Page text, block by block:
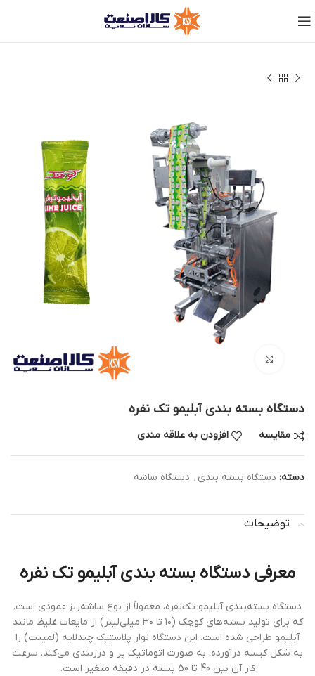
دستگاه بسته بندی آبلیمو تک نفره
مقایسه افزودن به علاقه مندی
دسته: دستگاه بسته بندی , دستگاه ساشه
توضیحات
معرفی دستگاه بسته بندی آبلیمو تک نفره
دستگاه بسته‌بندی آبلیمو تک‌نفره، معمولاً از نوع ساشه‌ریز عمودی است.
که برای تولید بسته‌های کوچک (۱۰ تا ۳۰ میلی‌لیتر) از مایعات غلیظ مانند
آبلیمو طراحی شده است. این دستگاه نوار پلاستیک چندلایه (لمینت) را
به شکل کیسه درآورده، به صورت اتوماتیک پر و درزبندی می‌کند. سرعت
کار آن بین 40 تا 50 بسته در دقیقه متغیر است.